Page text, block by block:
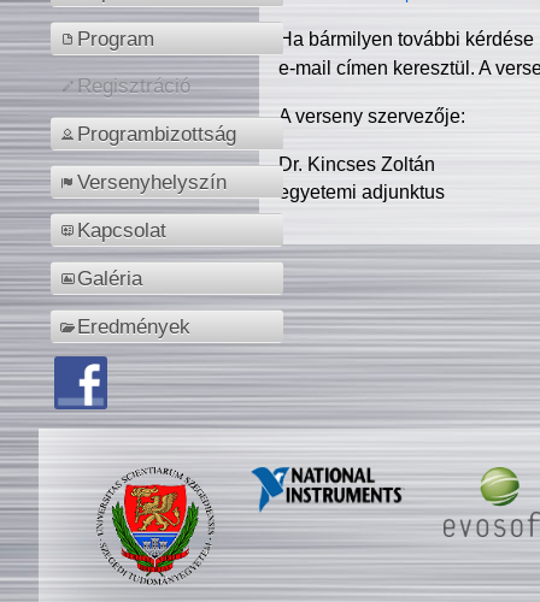
Program
Regisztráció
Programbizottság
Versenyhelyszín
Kapcsolat
Galéria
Eredmények
Ha bármilyen további
e-mail címen keresztül. A
A verseny szervezője:
Dr. Kincses Zoltán
egyetemi adjunktus